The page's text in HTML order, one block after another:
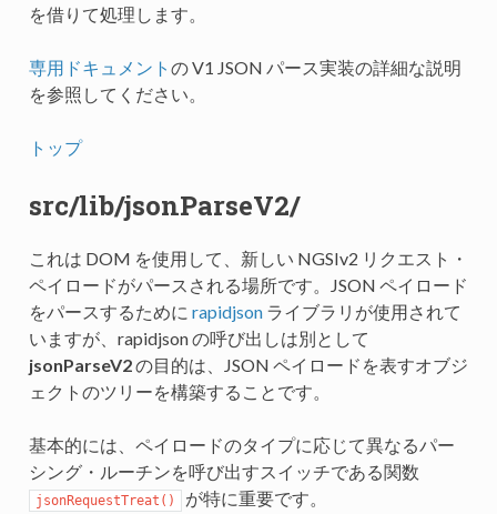
を借りて処理します。
専用ドキュメント の V1 JSON パース実装の詳細な説明
を参照してください。
トップ
src/lib/jsonParseV2/
これは DOM を使用して、新しい NGSIv2 リクエスト・
ペイロードがパースされる場所です。JSON ペイロード
をパースするために rapidjsonライブラリが使用されて
いますが、rapidjson の呼び出しは別として
jsonParseV2の目的は、JSON ペイロードを表すオブジ
ェクトのツリーを構築することです。
基本的には、ペイロードのタイプに応じて異なるパー
シング・ルーチンを呼び出すスイッチである関数
jsonRequestTreat() が特に重要です。